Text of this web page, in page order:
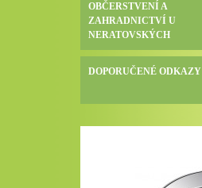
OBČERSTVENÍ A
ZAHRADNICTVÍ U
NERATOVSKÝCH
DOPORUČENÉ ODKAZY